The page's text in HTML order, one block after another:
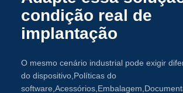
condição real de
implantação
O mesmo cenário industrial pode exigir
do dispositivo,Políticas do